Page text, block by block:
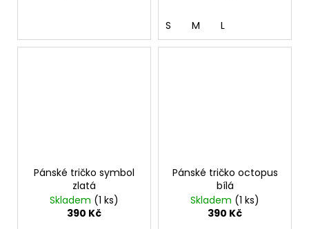
S M L
Pánské tričko symbol
zlatá
Skladem (1 ks)
390 Kč
Pánské tričko octopus
bílá
Skladem (1 ks)
390 Kč